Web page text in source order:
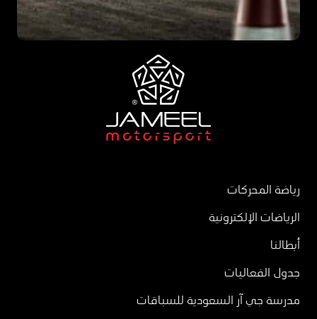
رياضة المحركات
الرياضات الإلكترونية
أبطالنا
جدول الفعاليات
مدرسة جي آر السعودية للسباقات